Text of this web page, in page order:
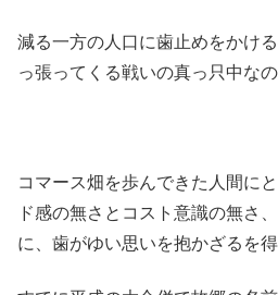
減る一方の人口に歯止めをかけ
っ張ってくる戦いの真っ只中なの
コマース畑を歩んできた人間に
ド感の無さとコスト意識の無さ
に、歯がゆい思いを抱かざるを得